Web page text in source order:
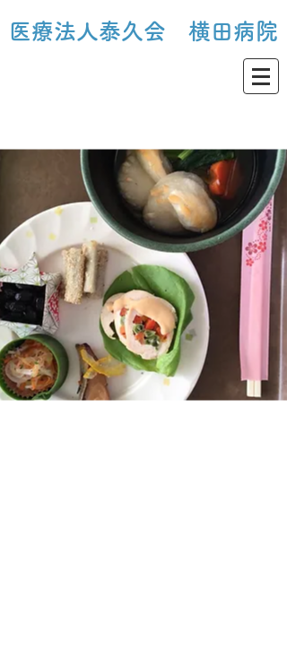
医療法人泰久会 横田病院​